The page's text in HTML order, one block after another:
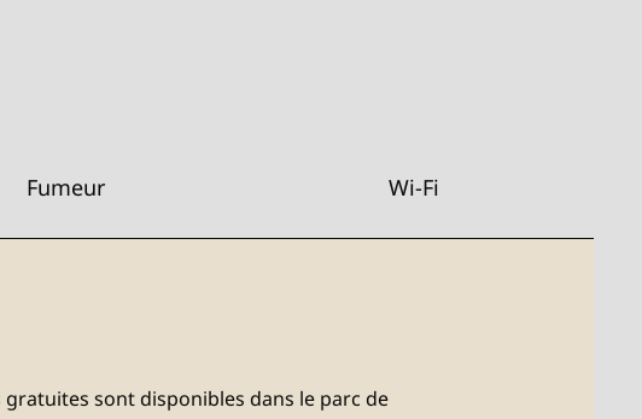
Fumeur Wi-Fi
sont disponibles dans le parc de